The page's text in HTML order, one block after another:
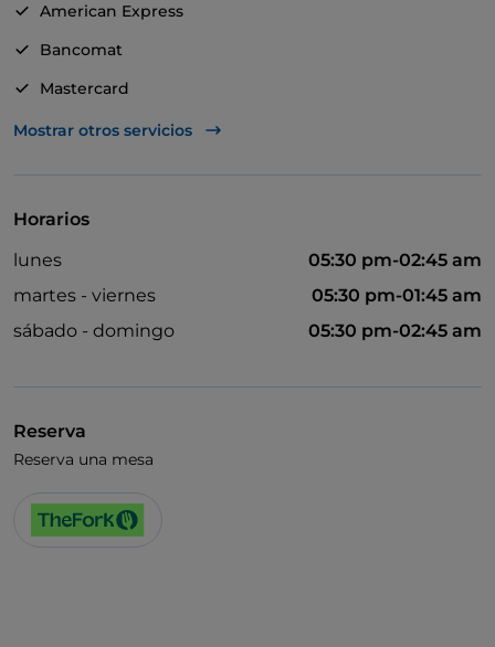
American Express
Bancomat
Mastercard
Visa
Mostrar otros servicios
Horarios
lunes
05:30 pm-02:45 am
martes - viernes
05:30 pm-01:45 am
sábado - domingo
05:30 pm-02:45 am
Reserva
Reserva una mesa